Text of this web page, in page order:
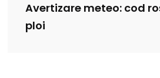
Avertizare meteo: cod
ploi